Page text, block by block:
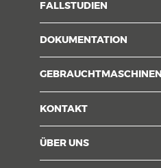
FALLSTUDIEN
DOKUMENTATION
GEBRAUCHTMASCHINEN
KONTAKT
ÜBER UNS